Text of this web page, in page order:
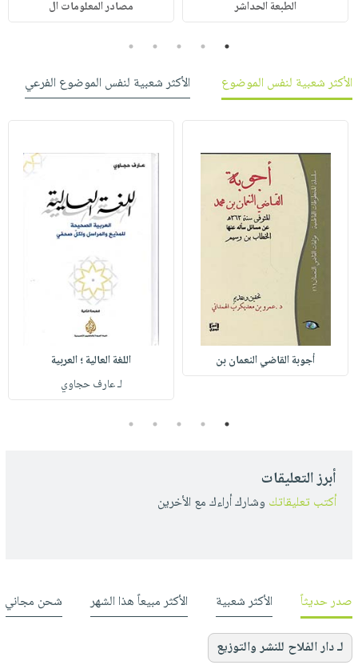
الطبعة الحداشر مصادر المعلومات ال
1
2
3
4
5
الأكثر شعبية لنفس الموضوع
الأكثر شعبية لنفس الموضوع الفرعي
أجوبة القاضي النعمان بن
اللغة العالية ؛ العربية
لـ عارف حجاوي
1
2
3
4
5
أبرز التعليقات
أكتب تعليقاتك وشارك أراءك مع الأخرين
صدر حديثاً الأكثر شعبية الأكثر مبيعاً هذا الشهر شحن مجاني
لـ دار الفلاح للنشر والتوزيع